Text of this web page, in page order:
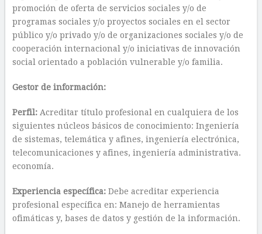
promoción de oferta de servicios sociales y/o de
programas sociales y/o proyectos sociales en el sector
público y/o privado y/o de organizaciones sociales y/o de
cooperación internacional y/o iniciativas de innovación
social orientado a población vulnerable y/o familia.
Gestor de información:
Perfil:Acreditar título profesional en cualquiera de los
siguientes núcleos básicos de conocimiento: Ingeniería
de sistemas, telemática y afines, ingeniería electrónica,
telecomunicaciones y afines, ingeniería administrativa.
economía.
Experiencia específica: Debe acreditar experiencia
profesional específica en: Manejo de herramientas
ofimáticas y, bases de datos y gestión de la información.